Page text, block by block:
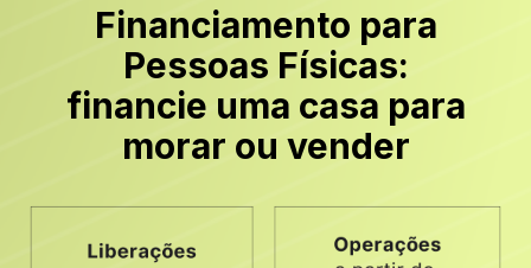
Financiamento para
Pessoas Físicas:
financie uma casa para
morar ou vender